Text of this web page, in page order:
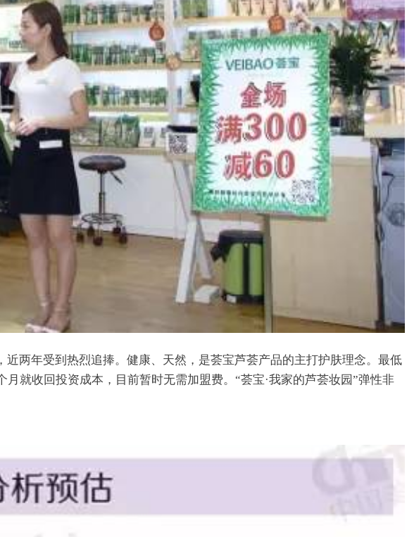
两年受到热烈追捧。健康、天然，是荟宝芦荟产品的主打护肤理念。最低
就收回投资成本，目前暂时无需加盟费。“荟宝·我家的芦荟妆园”弹性非